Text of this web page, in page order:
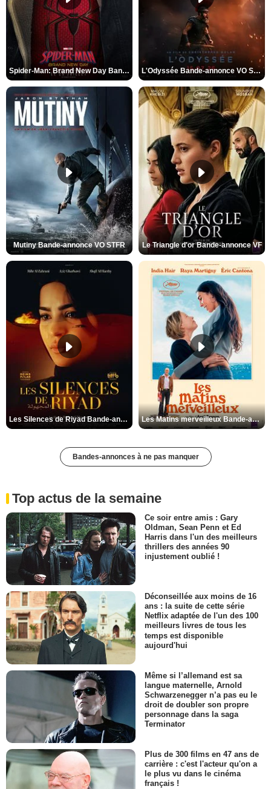
Spider-Man: Brand New Day Bande-annonce VO STFR L'Odyssée Bande-annonce VO STFR
Mutiny Bande-annonce VO STFR Le Triangle d'or Bande-annonce VF
Les Silences de Riyad Bande-annonce VO STFR Les Matins merveilleux Bande-annonce VF
Bandes-annonces à ne pas manquer
Top actus de la semaine
Ce soir entre amis : Gary
Oldman, Sean Penn et Ed
Harris dans l'un des meilleurs
thrillers des années 90
injustement oublié !
Déconseillée aux moins de 16
ans : la suite de cette série
Netflix adaptée de l'un des 100
meilleurs livres de tous les
temps est disponible
aujourd'hui
Même si l’allemand est sa
langue maternelle, Arnold
Schwarzenegger n’a pas eu le
droit de doubler son propre
personnage dans la saga
Terminator
Plus de 300 films en 47 ans de
carrière : c'est l'acteur qu'on a
le plus vu dans le cinéma
français !